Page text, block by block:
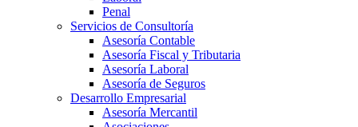
Penal
Servicios de Consultoría
Asesoría Contable
Asesoría Fiscal y Tributaria
Asesoría Laboral
Asesoría de Seguros
Desarrollo Empresarial
Asesoría Mercantil